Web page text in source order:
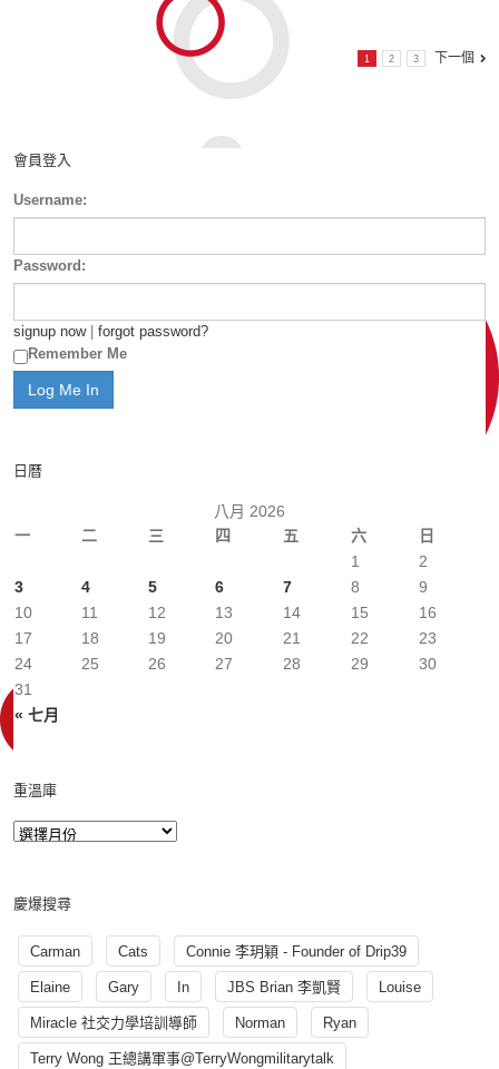
1 2 3 下一個
會員登入
Username:
Password:
signup now| forgot password?
Remember Me
日曆
八月 2026
一
二 三 四 五 六 日
« 七月
1
2
3
4 5 6 7 8
9
10
11 12 13 14 15
16
17
18 19 20 21 22
23
24
25 26 27 28 29
30
31
重溫庫
慶爆搜尋
Carman Cats Connie 李玥穎 - Founder of Drip39
Elaine Gary In JBS Brian 李凱賢 Louise
Miracle 社交力學培訓導師 Norman Ryan
Terry Wong 王總講軍事@TerryWongmilitarytalk